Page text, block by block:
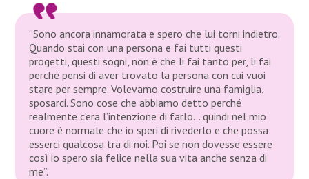
“Sono ancora innamorata e spero che lui torni indietro.
Quando stai con una persona e fai tutti questi
progetti, questi sogni, non è che li fai tanto per, li fai
perché pensi di aver trovato la persona con cui vuoi
stare per sempre. Volevamo costruire una famiglia,
sposarci. Sono cose che abbiamo detto perché
realmente c’era l’intenzione di farlo… quindi nel mio
cuore è normale che io speri di rivederlo e che possa
esserci qualcosa tra di noi. Poi se non dovesse essere
così io spero sia felice nella sua vita anche senza di
me”.